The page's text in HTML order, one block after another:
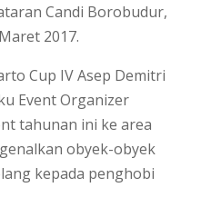
Candi Borobudur,
2017.
Cup IV Asep Demitri
Event Organizer
tahunan ini ke area
obyek-obyek
kepada penghobi